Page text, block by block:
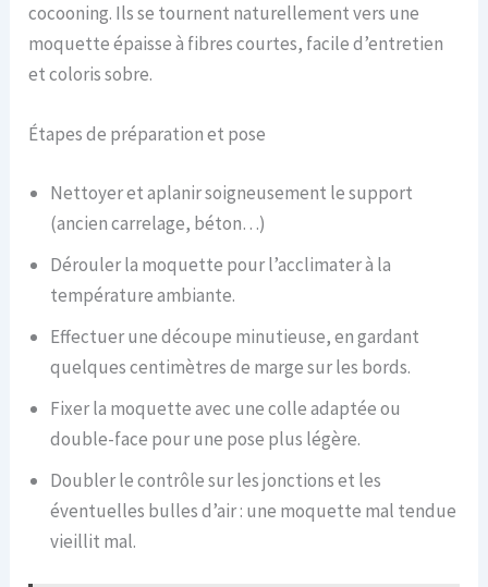
cocooning. Ils se tournent naturellement vers une
moquette épaisse à fibres courtes, facile d’entretien
et coloris sobre.
Étapes de préparation et pose
Nettoyer et aplanir soigneusement le support
(ancien carrelage, béton…)
Dérouler la moquette pour l’acclimater à la
température ambiante.
Effectuer une découpe minutieuse, en gardant
quelques centimètres de marge sur les bords.
Fixer la moquette avec une colle adaptée ou
double-face pour une pose plus légère.
Doubler le contrôle sur les jonctions et les
éventuelles bulles d’air : une moquette mal tendue
vieillit mal.